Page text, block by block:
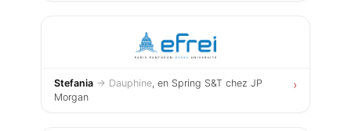
Stefania → Dauphine, en Spring S&T chez JP
Morgan
›